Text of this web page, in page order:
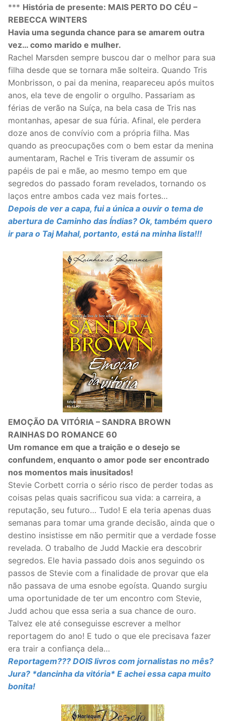
*** História de presente: MAIS PERTO DO CÉU –
REBECCA WINTERS
Havia uma segunda chance para se amarem outra
vez… como marido e mulher.
Rachel Marsden sempre buscou dar o melhor para sua
filha desde que se tornara mãe solteira. Quando Tris
Monbrisson, o pai da menina, reapareceu após muitos
anos, ela teve de engolir o orgulho. Passariam as
férias de verão na Suíça, na bela casa de Tris nas
montanhas, apesar de sua fúria. Afinal, ele perdera
doze anos de convívio com a própria filha. Mas
quando as preocupações com o bem estar da menina
aumentaram, Rachel e Tris tiveram de assumir os
papéis de pai e mãe, ao mesmo tempo em que
segredos do passado foram revelados, tornando os
laços entre ambos cada vez mais fortes…
Depois de ver a capa, fui a única a ouvir o tema de
abertura de Caminho das Índias? Ok, também quero
ir para o Taj Mahal, portanto, está na minha lista!!!
EMOÇÃO DA VITÓRIA – SANDRA BROWN
RAINHAS DO ROMANCE 60
Um romance em que a traição e o desejo se
confundem, enquanto o amor pode ser encontrado
nos momentos mais inusitados!
Stevie Corbett corria o sério risco de perder todas as
coisas pelas quais sacrificou sua vida: a carreira, a
reputação, seu futuro… Tudo! E ela teria apenas duas
semanas para tomar uma grande decisão, ainda que o
destino insistisse em não permitir que a verdade fosse
revelada. O trabalho de Judd Mackie era descobrir
segredos. Ele havia passado dois anos seguindo os
passos de Stevie com a finalidade de provar que ela
não passava de uma esnobe egoísta. Quando surgiu
uma oportunidade de ter um encontro com Stevie,
Judd achou que essa seria a sua chance de ouro.
Talvez ele até conseguisse escrever a melhor
reportagem do ano! E tudo o que ele precisava fazer
era trair a confiança dela…
Reportagem??? DOIS livros com jornalistas no mês?
Jura? *dancinha da vitória* E achei essa capa muito
bonita!